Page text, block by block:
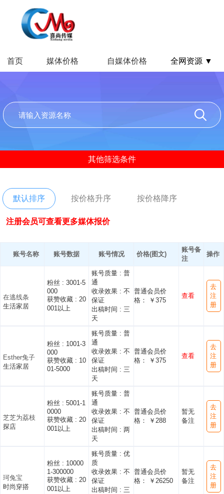
首页 媒体价格 自媒体价格 全网资源 ▼
其他筛选条件
默认排序 按价格升序 按价格降序
注册会员可查看更多媒体报价
账号名称 账号数据 账号情况 价格(图文)
账号备
注
操作
在逃线条
生活家居
粉丝 : 3001-5
000
获赞收藏 : 20
001以上
账号质量 : 普
通
收录效果 : 不
保证
出稿时间 : 三
天
普通会员价
格： ￥375
查看
去
注
册
Esther兔子
生活家居
粉丝 : 1001-3
000
获赞收藏 : 10
01-5000
账号质量 : 普
通
收录效果 : 不
保证
出稿时间 : 三
天
普通会员价
格： ￥375
查看
去
注
册
芝芝为荔枝
探店
粉丝 : 5001-1
0000
获赞收藏 : 20
001以上
账号质量 : 普
通
收录效果 : 不
保证
出稿时间 : 两
天
普通会员价
格： ￥288
暂无
备注
去
注
册
珂兔宝
时尚穿搭
粉丝 : 10000
1-300000
获赞收藏 : 20
001以上
账号质量 : 优
质
收录效果 : 不
保证
出稿时间 : 三
普通会员价
格： ￥26250
暂无
备注
去
注
册